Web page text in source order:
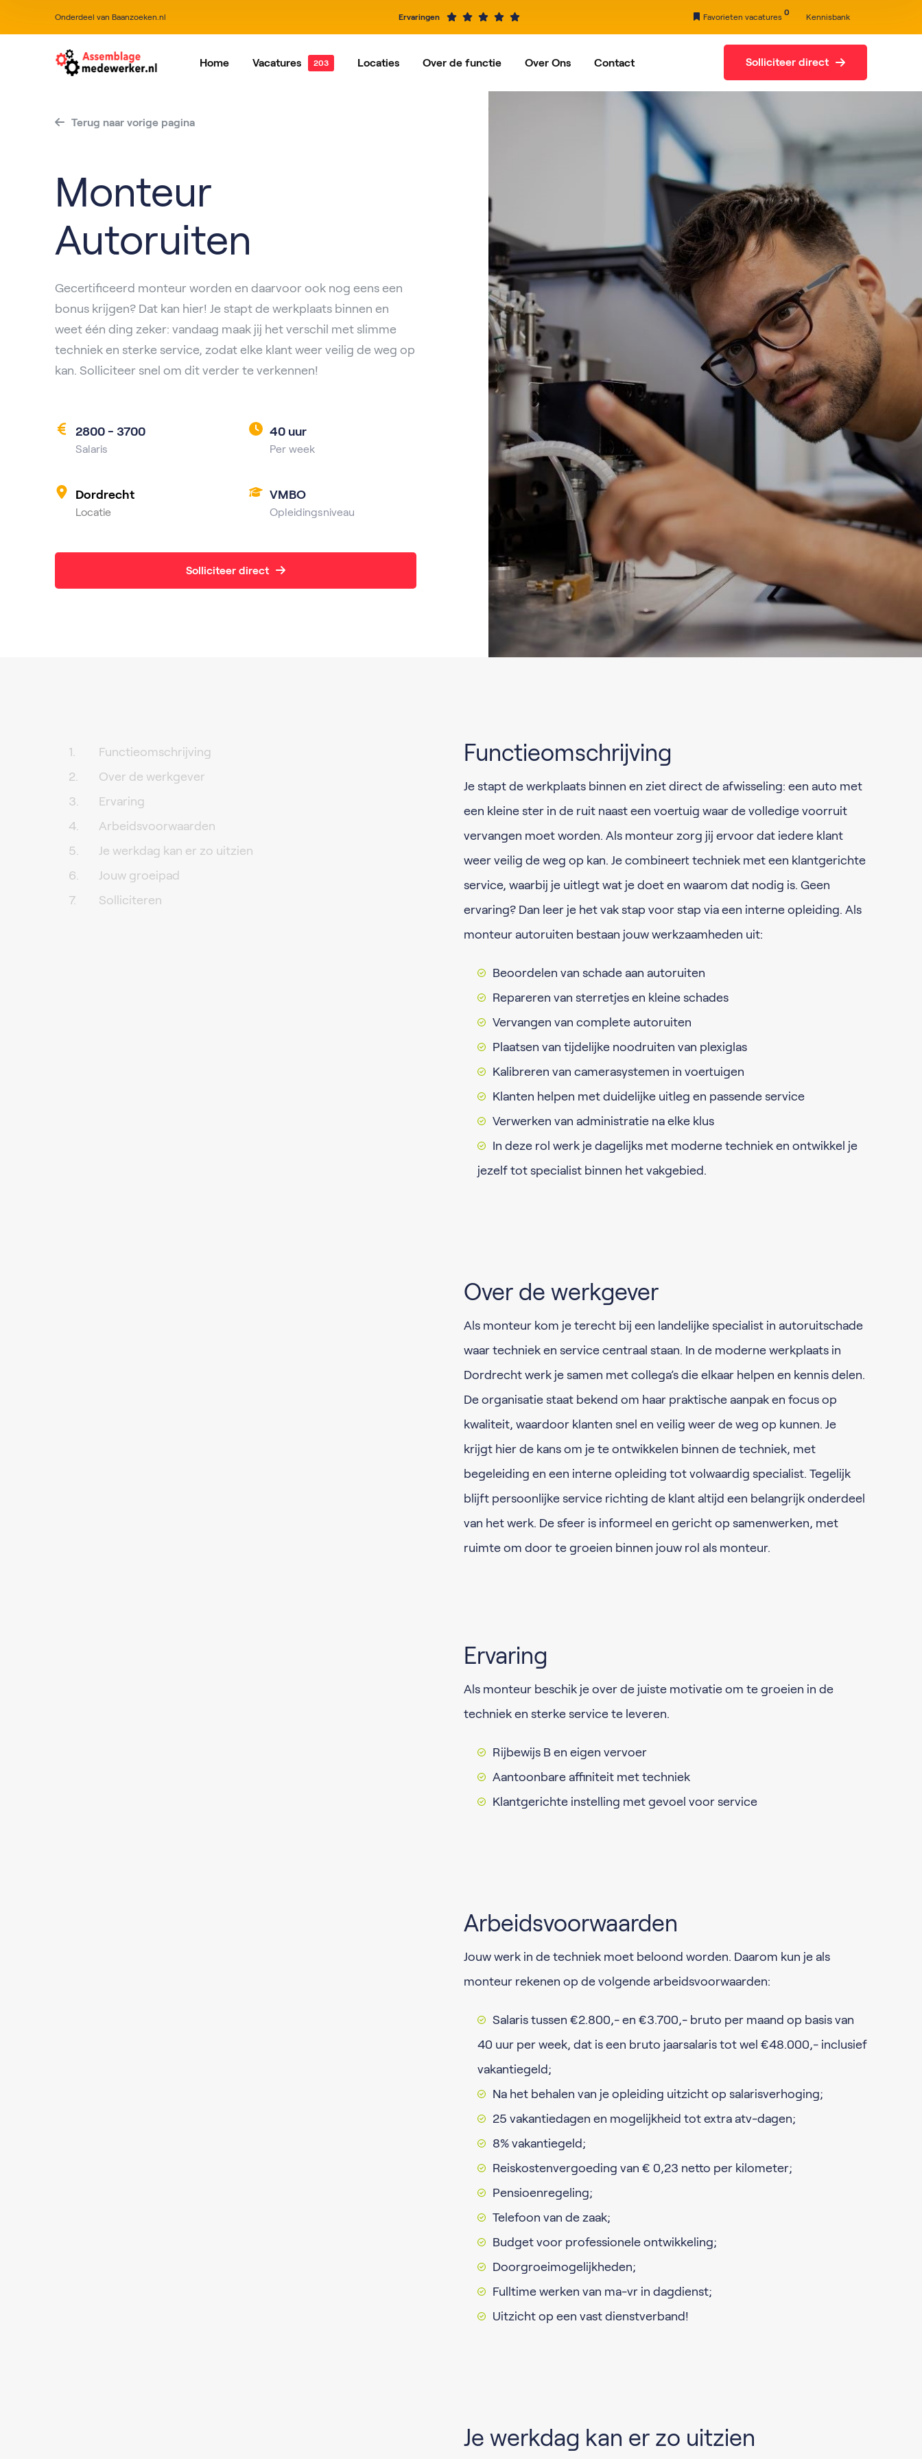
Onderdeel van Baanzoeken.nl Ervaringen Favorieten vacatures
0
Kennisbank
Home Vacatures Locaties Over de functie Over Ons Contact Solliciteer direct
Terug naar vorige pagina
Monteur
Autoruiten
Gecertificeerd monteur worden en daarvoor ook nog eens een
bonus krijgen? Dat kan hier! Je stapt de werkplaats binnen en
weet één ding zeker: vandaag maak jij het verschil met slimme
techniek en sterke service, zodat elke klant weer veilig de weg op
kan. Solliciteer snel om dit verder te verkennen!
2800 - 3700
Salaris
40 uur
Per week
Dordrecht
Locatie
VMBO
Opleidingsniveau
Solliciteer direct
Functieomschrijving
Over de werkgever
Ervaring
Arbeidsvoorwaarden
Je werkdag kan er zo uitzien
Jouw groeipad
Solliciteren
Functieomschrijving
Je stapt de werkplaats binnen en ziet direct de afwisseling: een auto met
een kleine ster in de ruit naast een voertuig waar de volledige voorruit
vervangen moet worden. Als monteur zorg jij ervoor dat iedere klant
weer veilig de weg op kan. Je combineert techniek met een klantgerichte
service, waarbij je uitlegt wat je doet en waarom dat nodig is. Geen
ervaring? Dan leer je het vak stap voor stap via een interne opleiding. Als
monteur autoruiten bestaan jouw werkzaamheden uit:
Beoordelen van schade aan autoruiten
Repareren van sterretjes en kleine schades
Vervangen van complete autoruiten
Plaatsen van tijdelijke noodruiten van plexiglas
Kalibreren van camerasystemen in voertuigen
Klanten helpen met duidelijke uitleg en passende service
Verwerken van administratie na elke klus
In deze rol werk je dagelijks met moderne techniek en ontwikkel je
jezelf tot specialist binnen het vakgebied.
Over de werkgever
Als monteur kom je terecht bij een landelijke specialist in autoruitschade
waar techniek en service centraal staan. In de moderne werkplaats in
Dordrecht werk je samen met collega’s die elkaar helpen en kennis delen.
De organisatie staat bekend om haar praktische aanpak en focus op
kwaliteit, waardoor klanten snel en veilig weer de weg op kunnen. Je
krijgt hier de kans om je te ontwikkelen binnen de techniek, met
begeleiding en een interne opleiding tot volwaardig specialist. Tegelijk
blijft persoonlijke service richting de klant altijd een belangrijk onderdeel
van het werk. De sfeer is informeel en gericht op samenwerken, met
ruimte om door te groeien binnen jouw rol als monteur.
Ervaring
Als monteur beschik je over de juiste motivatie om te groeien in de
techniek en sterke service te leveren.
Rijbewijs B en eigen vervoer
Aantoonbare affiniteit met techniek
Klantgerichte instelling met gevoel voor service
Arbeidsvoorwaarden
Jouw werk in de techniek moet beloond worden. Daarom kun je als
monteur rekenen op de volgende arbeidsvoorwaarden:
Salaris tussen €2.800,- en €3.700,- bruto per maand op basis van
40 uur per week, dat is een bruto jaarsalaris tot wel €48.000,- inclusief
vakantiegeld;
Na het behalen van je opleiding uitzicht op salarisverhoging;
25 vakantiedagen en mogelijkheid tot extra atv-dagen;
8% vakantiegeld;
Reiskostenvergoeding van € 0,23 netto per kilometer;
Pensioenregeling;
Telefoon van de zaak;
Budget voor professionele ontwikkeling;
Doorgroeimogelijkheden;
Fulltime werken van ma-vr in dagdienst;
Uitzicht op een vast dienstverband!
Je werkdag kan er zo uitzien